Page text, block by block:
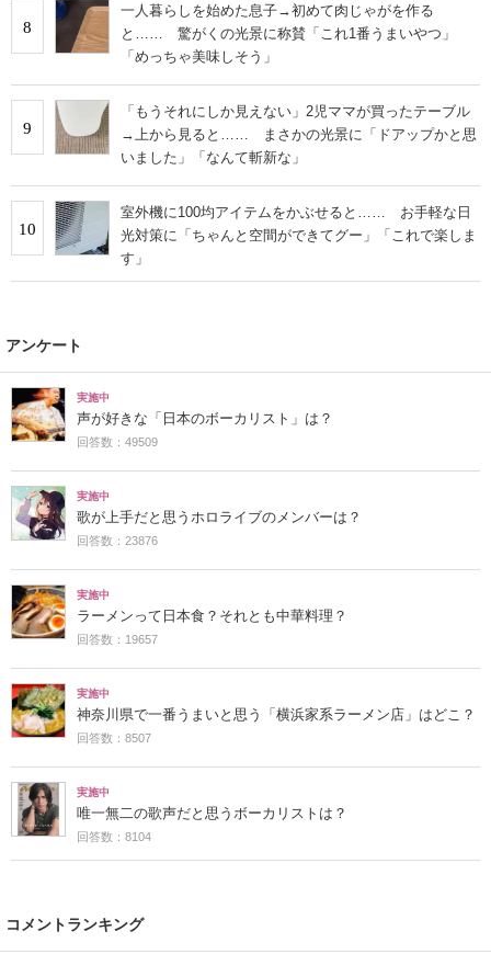
8
一人暮らしを始めた息子→初めて肉じゃがを作る
と…… 驚がくの光景に称賛「これ1番うまいやつ」
「めっちゃ美味しそう」
9
「もうそれにしか見えない」2児ママが買ったテーブル
→上から見ると…… まさかの光景に「ドアップかと思
いました」「なんて斬新な」
10
室外機に100均アイテムをかぶせると…… お手軽な日
光対策に「ちゃんと空間ができてグー」「これで楽しま
す」
アンケート
実施中
声が好きな「日本のボーカリスト」は？
回答数：49509
実施中
歌が上手だと思うホロライブのメンバーは？
回答数：23876
実施中
ラーメンって日本食？それとも中華料理？
回答数：19657
実施中
神奈川県で一番うまいと思う「横浜家系ラーメン店」はどこ？
回答数：8507
実施中
唯一無二の歌声だと思うボーカリストは？
回答数：8104
コメントランキング